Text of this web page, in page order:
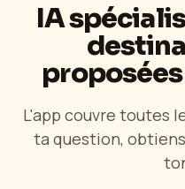
IA
L'app couvre toutes
ta question,